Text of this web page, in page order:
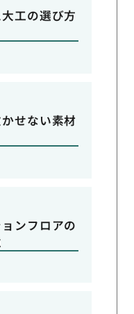
工の選び方
せない素材
ンフロアの